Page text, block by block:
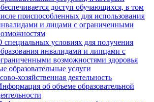
доступ обучающихся, в том
приспособленных для использования
и лицами с ограниченными
специальных условиях для получения
инвалидами и липцами с
возможностями здоровья
образовательные услуги
хозяйственная деятельность
об объеме образовательной